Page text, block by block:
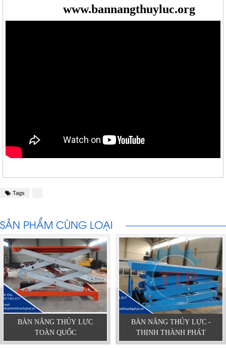
www.bannangthuyluc.org
Tags
SẢN PHẨM CÙNG LOẠI
BÀN NÂNG THỦY LỰC
TOÀN QUỐC
BÀN NÂNG THỦY LỰC -
THỊNH THÀNH PHÁT